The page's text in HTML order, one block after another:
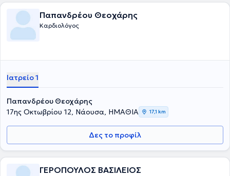
Παπανδρέου Θεοχάρης
Καρδιολόγος
Ιατρείο 1
Παπανδρέου Θεοχάρης
17ης Οκτωβρίου 12, Νάουσα, ΗΜΑΘΙΑ
17,1 km
Δες το προφίλ
ΓΕΡΟΠΟΥΛΟΣ ΒΑΣΙΛΕΙΟΣ